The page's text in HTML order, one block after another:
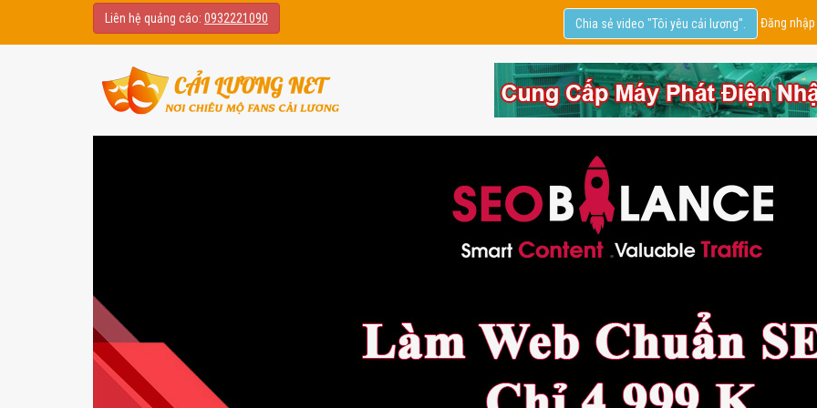
Liên hệ quảng cáo: 0932221090 Đăng nhập
Chia sẻ video "Tôi yêu cải lương".